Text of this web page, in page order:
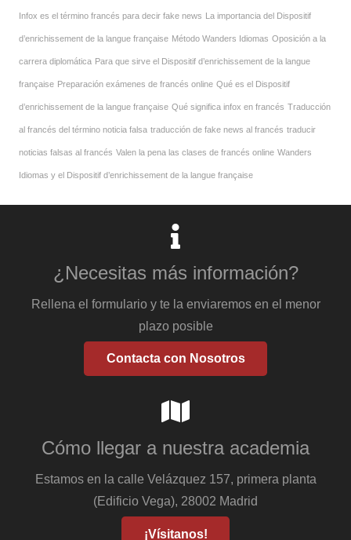
Infox es el término francés para decir fake news La importancia del Dispositif
d’enrichissement de la langue française Método Wanders Idiomas Oposición a la
carrera diplomática Para que sirve el Dispositif d’enrichissement de la langue
française Preparación exámenes de francés online Qué es el Dispositif
d’enrichissement de la langue française Qué significa infox en francés Traducción
al francés del término noticia falsa traducción de fake news al francés traducir
noticias falsas al francés Valen la pena las clases de francés online Wanders
Idiomas y el Dispositif d’enrichissement de la langue française
¿Necesitas más información?
Rellena el formulario y te la enviaremos en el menor
plazo posible
Contacta con Nosotros
Cómo llegar a nuestra academia
Estamos en la calle Velázquez 157, primera planta
(Edificio Vega), 28002 Madrid
¡Vísitanos!